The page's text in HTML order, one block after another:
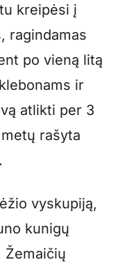
kreipėsi į
ragindamas
po vieną litą
ir
atlikti per 3
rašyta
vyskupiją,
kunigų